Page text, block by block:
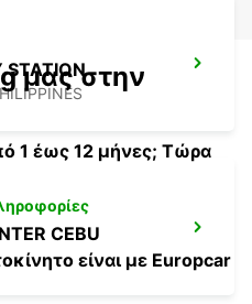
STATION
CEBU
μας στην
1 έως 12 μήνες; Τώρα
είναι με Europcar